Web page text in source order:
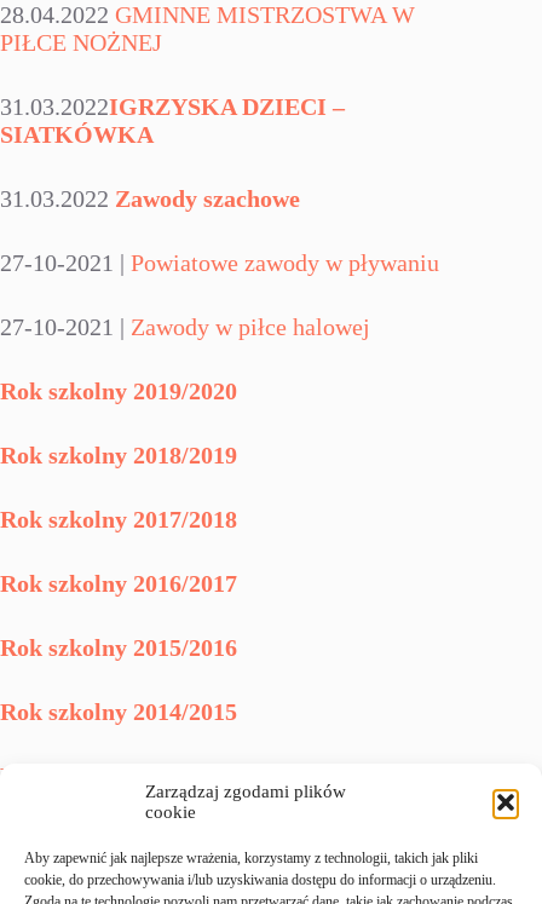
Zarządzaj zgodami plików
cookie
Aby zapewnić jak najlepsze wrażenia, korzystamy z technologii, takich jak pliki
cookie, do przechowywania i/lub uzyskiwania dostępu do informacji o urządzeniu.
28.04.2022 GMINNE MISTRZOSTWA W
PIŁCE NOŻNEJ
31.03.2022IGRZYSKA DZIECI –
SIATKÓWKA
31.03.2022 Zawody szachowe
27-10-2021 | Powiatowe zawody w pływaniu
27-10-2021 | Zawody w piłce halowej
Rok szkolny 2019/2020
Rok szkolny 2018/2019
Rok szkolny 2017/2018
Rok szkolny 2016/2017
Rok szkolny 2015/2016
Rok szkolny 2014/2015
Rok szkolny 2013/2014